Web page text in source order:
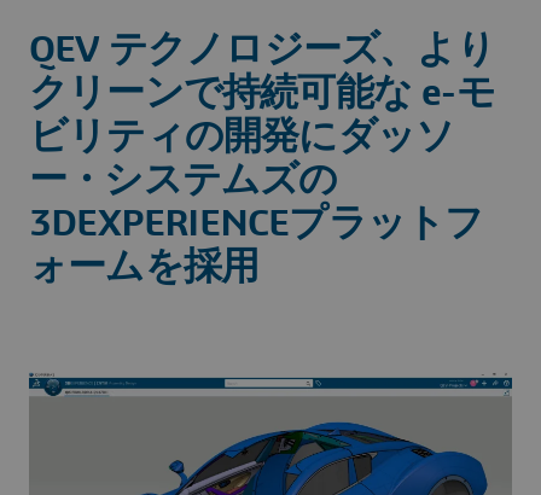
QEV テクノロジーズ、より
クリーンで持続可能な e-モ
ビリティの開発にダッソ
ー・システムズの
3DEXPERIENCEプラットフ
ォームを採用